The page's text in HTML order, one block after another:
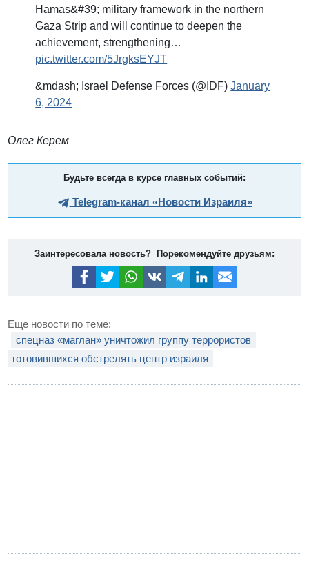
Hamas&#39; military framework in the northern
Gaza Strip and will continue to deepen the
achievement, strengthening…
pic.twitter.com/5JrgksEYJT
&mdash; Israel Defense Forces (@IDF)January
6, 2024
Олег Керем
Будьте всегда в курсе главных событий:
Telegram-канал «Новости Израиля»
Заинтересовала новость? Порекомендуйте друзьям:
Еще новости по теме:
спецназ «маглан» уничтожил группу террористов
готовившихся обстрелять центр израиля